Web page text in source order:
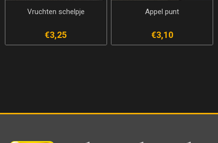
Vruchten schelpje
€3,25
Appel punt
€3,10